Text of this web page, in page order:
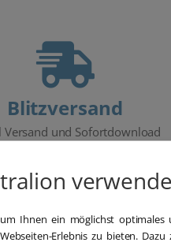
Blitzversand
Versand und Sofortdownload
tralion
um Ihnen ein möglichst optimales
Webseiten-Erlebnis zu bieten.